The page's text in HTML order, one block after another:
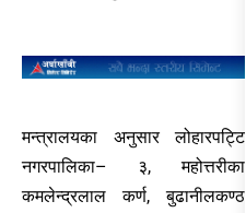
मन्त्रालयका अनुसार लोहारपट्टि
नगरपालिका– ३, महोत्तरीका
कमलेन्द्रलाल कर्ण, बुढानीलकण्ठ